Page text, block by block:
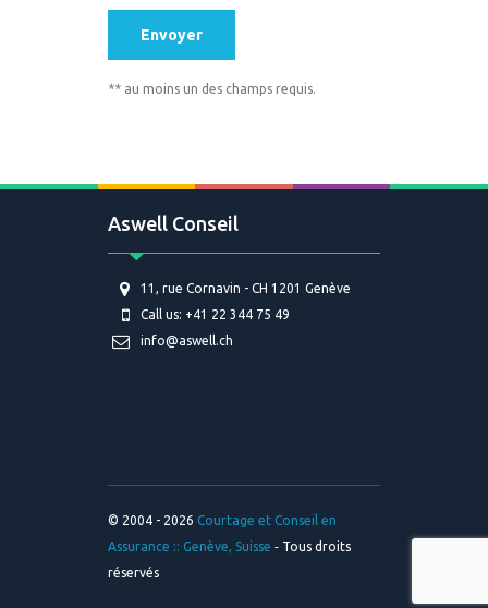
** au moins un des champs requis.
Aswell Conseil
11, rue Cornavin - CH 1201 Genève
Call us: +41 22 344 75 49
info@aswell.ch
© 2004 - 2026 Courtage et Conseil en
Assurance :: Genève, Suisse ‐ Tous droits
réservés